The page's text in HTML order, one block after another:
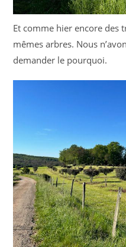
Et comme hier encore des
mêmes arbres. Nous
demander le pourquoi.